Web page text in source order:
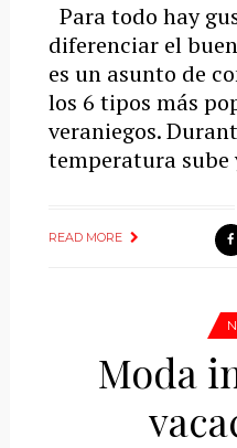
Para todo hay
diferenciar el
es un asunto de
los 6 tipos más
veraniegos.
temperatura sube
READ MORE
Moda